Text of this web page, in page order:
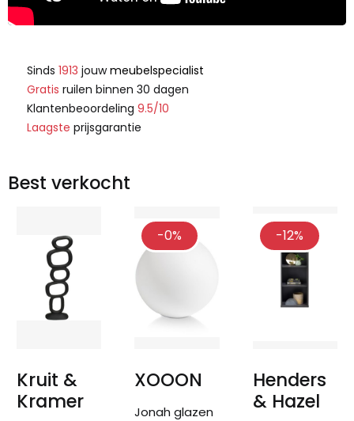
Sinds 1913 jouwmeubelspecialist
Gratis ruilen binnen 30 dagen
Klantenbeoordeling 9.5/10
Laagste prijsgarantie
Best verkocht
Kruit &
Kramer
-0%
XOOON
Jonah glazen
-12%
Henders
& Hazel